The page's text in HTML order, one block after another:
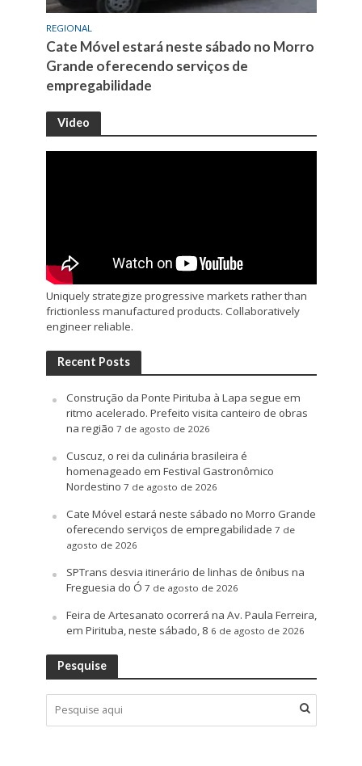
REGIONAL
Cate Móvel estará neste sábado no Morro
Grande oferecendo serviços de
empregabilidade
Video
Uniquely strategize progressive markets rather than
frictionless manufactured products. Collaboratively
engineer reliable.
Recent Posts
Construção da Ponte Pirituba à Lapa segue em
ritmo acelerado. Prefeito visita canteiro de obras
na região 7 de agosto de 2026
Cuscuz, o rei da culinária brasileira é
homenageado em Festival Gastronômico
Nordestino 7 de agosto de 2026
Cate Móvel estará neste sábado no Morro Grande
oferecendo serviços de empregabilidade 7 de
agosto de 2026
SPTrans desvia itinerário de linhas de ônibus na
Freguesia do Ó 7 de agosto de 2026
Feira de Artesanato ocorrerá na Av. Paula Ferreira,
em Pirituba, neste sábado, 8 6 de agosto de 2026
Pesquise